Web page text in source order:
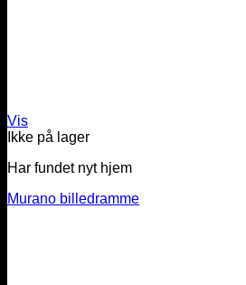
Vis
Ikke på lager
Har fundet nyt hjem
Murano billedramme